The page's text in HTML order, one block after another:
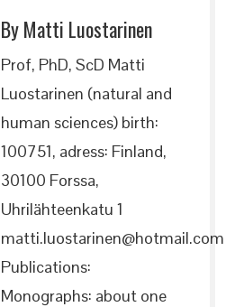
By Matti Luostarinen
Prof, PhD, ScD Matti
Luostarinen (natural and
human sciences) birth:
100751, adress: Finland,
30100 Forssa,
Uhrilähteenkatu 1
matti.luostarinen@hotmail.com
Publications:
Monographs: about one